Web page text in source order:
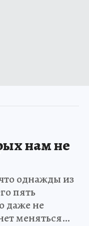
нам не
однажды из
пять
даже не
меняться…